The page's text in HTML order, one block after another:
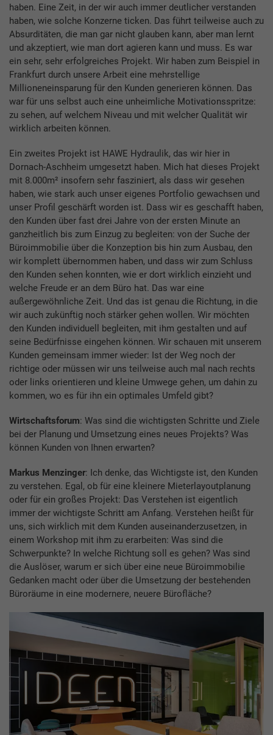
haben. Eine Zeit, in der wir auch immer deutlicher verstanden
haben, wie solche Konzerne ticken. Das führt teilweise auch zu
Absurditäten, die man gar nicht glauben kann, aber man lernt
und akzeptiert, wie man dort agieren kann und muss. Es war
ein sehr, sehr erfolgreiches Projekt. Wir haben zum Beispiel in
Frankfurt durch unsere Arbeit eine mehrstellige
Millioneneinsparung für den Kunden generieren können. Das
war für uns selbst auch eine unheimliche Motivationsspritze:
zu sehen, auf welchem Niveau und mit welcher Qualität wir
wirklich arbeiten können.
Ein zweites Projekt ist HAWE Hydraulik, das wir hier in
Dornach-Aschheim umgesetzt haben. Mich hat dieses Projekt
mit 8.000m² insofern sehr fasziniert, als dass wir gesehen
haben, wie stark auch unser eigenes Portfolio gewachsen und
unser Profil geschärft worden ist. Dass wir es geschafft haben,
den Kunden über fast drei Jahre von der ersten Minute an
ganzheitlich bis zum Einzug zu begleiten: von der Suche der
Büroimmobilie über die Konzeption bis hin zum Ausbau, den
wir komplett übernommen haben, und dass wir zum Schluss
den Kunden sehen konnten, wie er dort wirklich einzieht und
welche Freude er an dem Büro hat. Das war eine
außergewöhnliche Zeit. Und das ist genau die Richtung, in die
wir auch zukünftig noch stärker gehen wollen. Wir möchten
den Kunden individuell begleiten, mit ihm gestalten und auf
seine Bedürfnisse eingehen können. Wir schauen mit unserem
Kunden gemeinsam immer wieder: Ist der Weg noch der
richtige oder müssen wir uns teilweise auch mal nach rechts
oder links orientieren und kleine Umwege gehen, um dahin zu
kommen, wo es für ihn ein optimales Umfeld gibt?
Wirtschaftsforum: Was sind die wichtigsten Schritte und Ziele
bei der Planung und Umsetzung eines neues Projekts? Was
können Kunden von Ihnen erwarten?
Markus Menzinger: Ich denke, das Wichtigste ist, den Kunden
zu verstehen. Egal, ob für eine kleinere Mieterlayoutplanung
oder für ein großes Projekt: Das Verstehen ist eigentlich
immer der wichtigste Schritt am Anfang. Verstehen heißt für
uns, sich wirklich mit dem Kunden auseinanderzusetzen, in
einem Workshop mit ihm zu erarbeiten: Was sind die
Schwerpunkte? In welche Richtung soll es gehen? Was sind
die Auslöser, warum er sich über eine neue Büroimmobilie
Gedanken macht oder über die Umsetzung der bestehenden
Büroräume in eine modernere, neuere Bürofläche?